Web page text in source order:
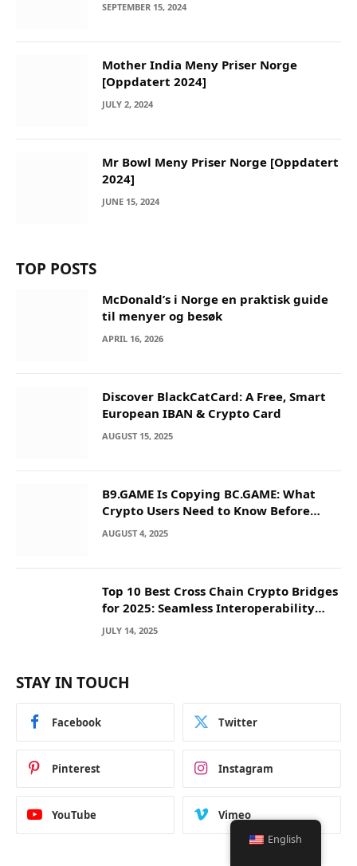
SEPTEMBER 15, 2024
Mother India Meny Priser Norge
[Oppdatert 2024]
JULY 2, 2024
Mr Bowl Meny Priser Norge [Oppdatert
2024]
JUNE 15, 2024
TOP POSTS
McDonald’s i Norge en praktisk guide
til menyer og besøk
APRIL 16, 2026
Discover BlackCatCard: A Free, Smart
European IBAN & Crypto Card
AUGUST 15, 2025
B9.GAME Is Copying BC.GAME: What
Crypto Users Need to Know Before
They Deposit
AUGUST 4, 2025
Top 10 Best Cross Chain Crypto Bridges
for 2025: Seamless Interoperability
Across Blockchain Networks
JULY 14, 2025
STAY IN TOUCH
Facebook Twitter
Pinterest Instagram
YouTube Vimeo
English